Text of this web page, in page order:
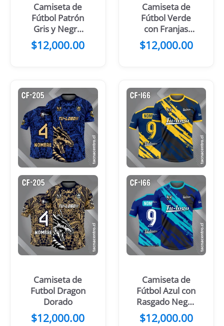
Camiseta de
Fútbol Patrón
Gris y Negro
Franjas Verdes
Blancas
$12,000.00
Camiseta de
Fútbol Verde
con Franjas
Centrales
Negro Amarillo
$12,000.00
Camiseta de
Futbol Dragon
Dorado
$12,000.00
Camiseta de
Fútbol Azul con
Rasgado Negro
y Amarillo
$12,000.00